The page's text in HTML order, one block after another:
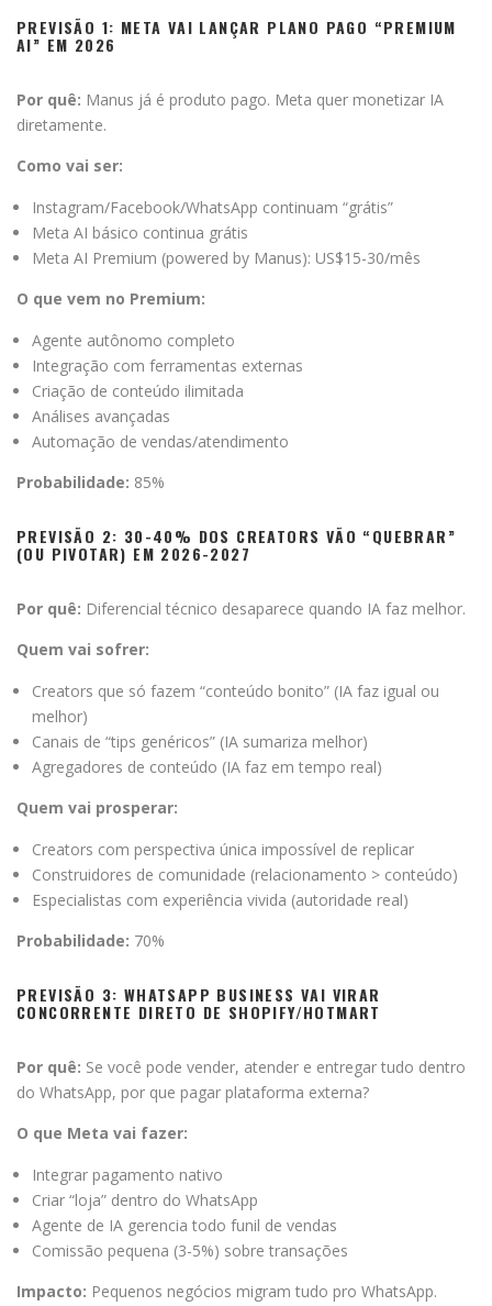
PREVISÃO 1: META VAI LANÇAR PLANO PAGO “PREMIUM
AI” EM 2026
Por quê: Manus já é produto pago. Meta quer monetizar IA
diretamente.
Como vai ser:
Instagram/Facebook/WhatsApp continuam “grátis”
Meta AI básico continua grátis
Meta AI Premium (powered by Manus): US$15-30/mês
O que vem no Premium:
Agente autônomo completo
Integração com ferramentas externas
Criação de conteúdo ilimitada
Análises avançadas
Automação de vendas/atendimento
Probabilidade: 85%
PREVISÃO 2: 30-40% DOS CREATORS VÃO “QUEBRAR”
(OU PIVOTAR) EM 2026-2027
Por quê: Diferencial técnico desaparece quando IA faz melhor.
Quem vai sofrer:
Creators que só fazem “conteúdo bonito” (IA faz igual ou
melhor)
Canais de “tips genéricos” (IA sumariza melhor)
Agregadores de conteúdo (IA faz em tempo real)
Quem vai prosperar:
Creators com perspectiva única impossível de replicar
Construidores de comunidade (relacionamento > conteúdo)
Especialistas com experiência vivida (autoridade real)
Probabilidade: 70%
PREVISÃO 3: WHATSAPP BUSINESS VAI VIRAR
CONCORRENTE DIRETO DE SHOPIFY/HOTMART
Por quê: Se você pode vender, atender e entregar tudo dentro
do WhatsApp, por que pagar plataforma externa?
O que Meta vai fazer:
Integrar pagamento nativo
Criar “loja” dentro do WhatsApp
Agente de IA gerencia todo funil de vendas
Comissão pequena (3-5%) sobre transações
Impacto: Pequenos negócios migram tudo pro WhatsApp.